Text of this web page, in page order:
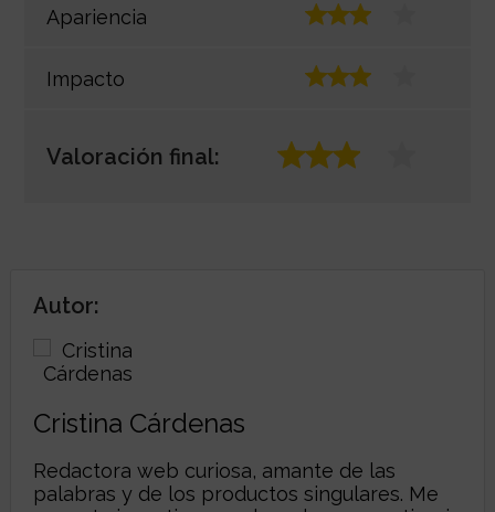
Apariencia
Impacto
Valoración final:
Autor:
Cristina Cárdenas
Redactora web curiosa, amante de las
palabras y de los productos singulares. Me